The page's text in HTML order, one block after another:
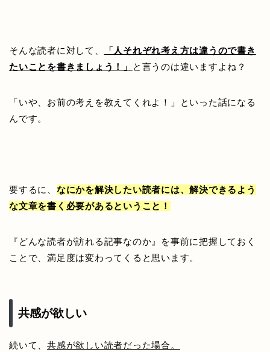
そんな読者に対して、
「人それぞれ考え方は違うので書き
たいことを書きましょう！」
と言うのは違いますよね？
「いや、お前の考えを教えてくれよ！」といった話になる
んです。
要するに、 なにかを解決したい読者には、解決できるよう
な文章を書く必要があるということ！
『どんな読者が訪れる記事なのか』を事前に把握しておく
ことで、満足度は変わってくると思います。
共感が欲しい
続いて、共感が欲しい読者だった場合。